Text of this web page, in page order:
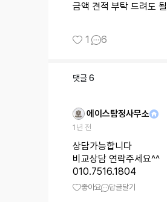
금액 견적 부탁 드려도
1 6
댓글6
에이스탐정사무소
1년 전
상담가능합니다
비교상담 연락주세요^^
010.7516.1804
좋아요 답글달기